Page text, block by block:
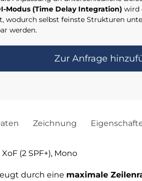
Modus (Time Delay Integration) wird
wodurch selbst feinste Strukturen
werden.
Zur Anfrage
Zeichnung
(2 SPF+), Mono
durch eine maximale